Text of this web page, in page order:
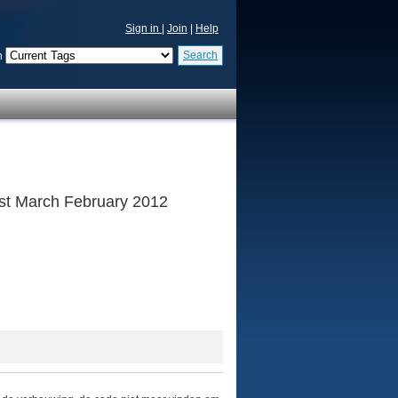
Sign in Join Help
Search
March February 2012